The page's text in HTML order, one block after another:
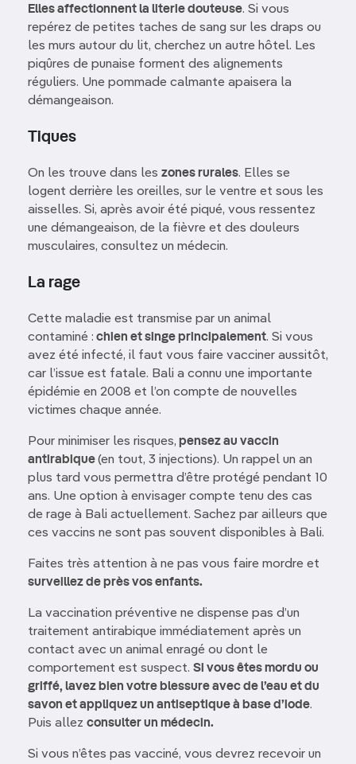
Elles affectionnent la literie douteuse. Si vous
repérez de petites taches de sang sur les draps ou
les murs autour du lit, cherchez un autre hôtel. Les
piqûres de punaise forment des alignements
réguliers. Une pommade calmante apaisera la
démangeaison.
Tiques
On les trouve dans les zones rurales. Elles se
logent derrière les oreilles, sur le ventre et sous les
aisselles. Si, après avoir été piqué, vous ressentez
une démangeaison, de la fièvre et des douleurs
musculaires, consultez un médecin.
La rage
Cette maladie est transmise par un animal
contaminé : chien et singe principalement. Si vous
avez été infecté, il faut vous faire vacciner aussitôt,
car l’issue est fatale. Bali a connu une importante
épidémie en 2008 et l’on compte de nouvelles
victimes chaque année.
Pour minimiser les risques, pensez au vaccin
antirabique(en tout, 3 injections). Un rappel un an
plus tard vous permettra d’être protégé pendant 10
ans. Une option à envisager compte tenu des cas
de rage à Bali actuellement. Sachez par ailleurs que
ces vaccins ne sont pas souvent disponibles à Bali.
Faites très attention à ne pas vous faire mordre et
surveillez de près vos enfants.
La vaccination préventive ne dispense pas d’un
traitement antirabique immédiatement après un
contact avec un animal enragé ou dont le
comportement est suspect. Si vous êtes mordu ou
griffé, lavez bien votre blessure avec de l’eau et du
savon et appliquez un antiseptique à base d’iode.
Puis allez consulter un médecin.
Si vous n’êtes pas vacciné, vous devrez recevoir un